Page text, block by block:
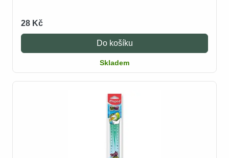
28 Kč
Do košíku
Skladem